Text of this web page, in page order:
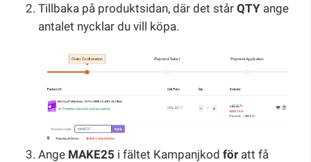
Tillbaka på produktsidan, där det står QTY ange
antalet nycklar du vill köpa.
Ange MAKE25 i fältet Kampanjkod för att få